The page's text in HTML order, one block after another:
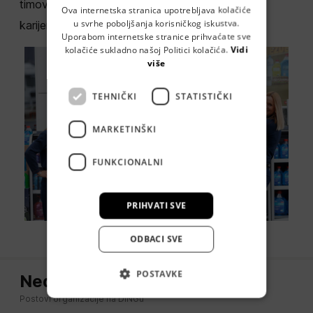
timovi rade povezano. Ovdje ne gradimo samo
karijere već i trajne veze i prijateljstva.«
Nedavne objave
Postovi organizacije na DINGu
GERMAN
SERBIAN
Ova internetska stranica upotrebljava kolačiće
u svrhe poboljšanja korisničkog iskustva.
Uporabom internetske stranice prihvaćate sve
kolačiće sukladno našoj Politici kolačića. Vidi
više
TEHNIČKI STATISTIČKI
MARKETINŠKI
FUNKCIONALNI
PRIHVATI SVE
ODBACI SVE
POSTAVKE